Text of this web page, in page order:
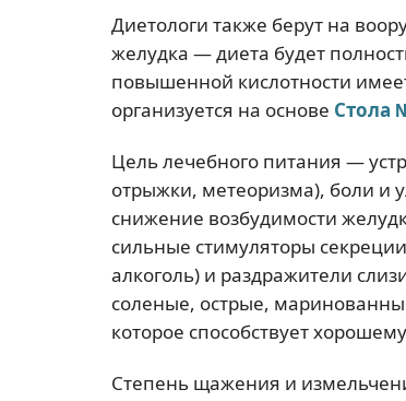
Диетологи также берут на
желудка — диета будет
повышенной кислотности
организуется на основе Стола
Цель лечебного питания —
отрыжки, метеоризма), боли и
снижение возбудимости
сильные стимуляторы
алкоголь) и раздражители
соленые, острые,
которое способствует
Степень щажения и